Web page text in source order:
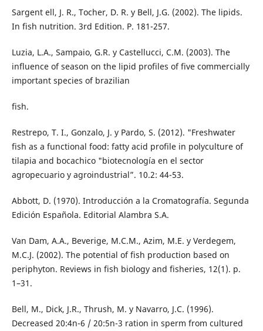
Sargent ell, J. R., Tocher, D. R. y Bell, J.G. (2002). The lipids.
In fish nutrition. 3rd Edition. P. 181-257.
Luzia, L.A., Sampaio, G.R. y Castellucci, C.M. (2003). The
influence of season on the lipid profiles of five commercially
important species of brazilian
fish.
Restrepo, T. I., Gonzalo, J. y Pardo, S. (2012). "Freshwater
fish as a functional food: fatty acid profile in polyculture of
tilapia and bocachico "biotecnología en el sector
agropecuario y agroindustrial”. 10.2: 44-53.
Abbott, D. (1970). Introducción a la Cromatografía. Segunda
Edición Española. Editorial Alambra S.A.
Van Dam, A.A., Beverige, M.C.M., Azim, M.E. y Verdegem,
M.C.J. (2002). The potential of fish production based on
periphyton. Reviews in fish biology and fisheries, 12(1). p.
1–31.
Bell, M., Dick, J.R., Thrush, M. y Navarro, J.C. (1996).
Decreased 20:4n-6 / 20:5n-3 ration in sperm from cultured